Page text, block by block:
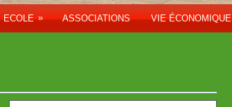
ECOLE » ASSOCIATIONS VIE ÉCONOMIQUE